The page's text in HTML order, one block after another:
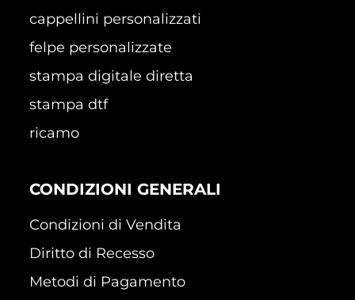
cappellini personalizzati
felpe personalizzate
stampa digitale diretta
stampa dtf
ricamo
CONDIZIONI GENERALI
Condizioni di Vendita
Diritto di Recesso
Metodi di Pagamento